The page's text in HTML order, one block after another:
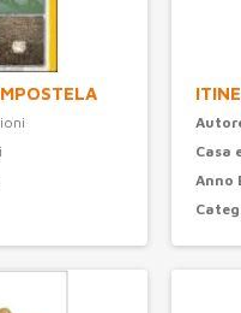
Casa
Anno